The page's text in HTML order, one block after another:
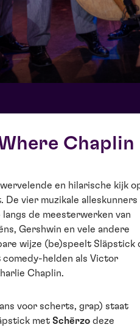
Chaplin
en hilarische kijk
De vier muzikale alleskunners
de meesterwerken van
Gershwin en vele andere
wijze (be)speelt Släpstick
helden als Victor
Chaplin.
voor scherts, grap) staat
met Schërzo deze